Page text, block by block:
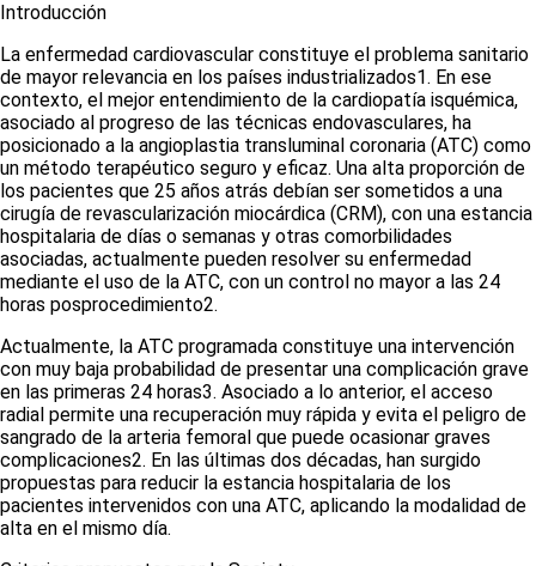
Introducción
La enfermedad cardiovascular constituye el problema sanitario
de mayor relevancia en los países industrializados1. En ese
contexto, el mejor entendimiento de la cardiopatía isquémica,
asociado al progreso de las técnicas endovasculares, ha
posicionado a la angioplastia transluminal coronaria (ATC) como
un método terapéutico seguro y eficaz. Una alta proporción de
los pacientes que 25 años atrás debían ser sometidos a una
cirugía de revascularización miocárdica (CRM), con una estancia
hospitalaria de días o semanas y otras comorbilidades
asociadas, actualmente pueden resolver su enfermedad
mediante el uso de la ATC, con un control no mayor a las 24
horas posprocedimiento2.
Actualmente, la ATC programada constituye una intervención
con muy baja probabilidad de presentar una complicación grave
en las primeras 24 horas3. Asociado a lo anterior, el acceso
radial permite una recuperación muy rápida y evita el peligro de
sangrado de la arteria femoral que puede ocasionar graves
complicaciones2. En las últimas dos décadas, han surgido
propuestas para reducir la estancia hospitalaria de los
pacientes intervenidos con una ATC, aplicando la modalidad de
alta en el mismo día.